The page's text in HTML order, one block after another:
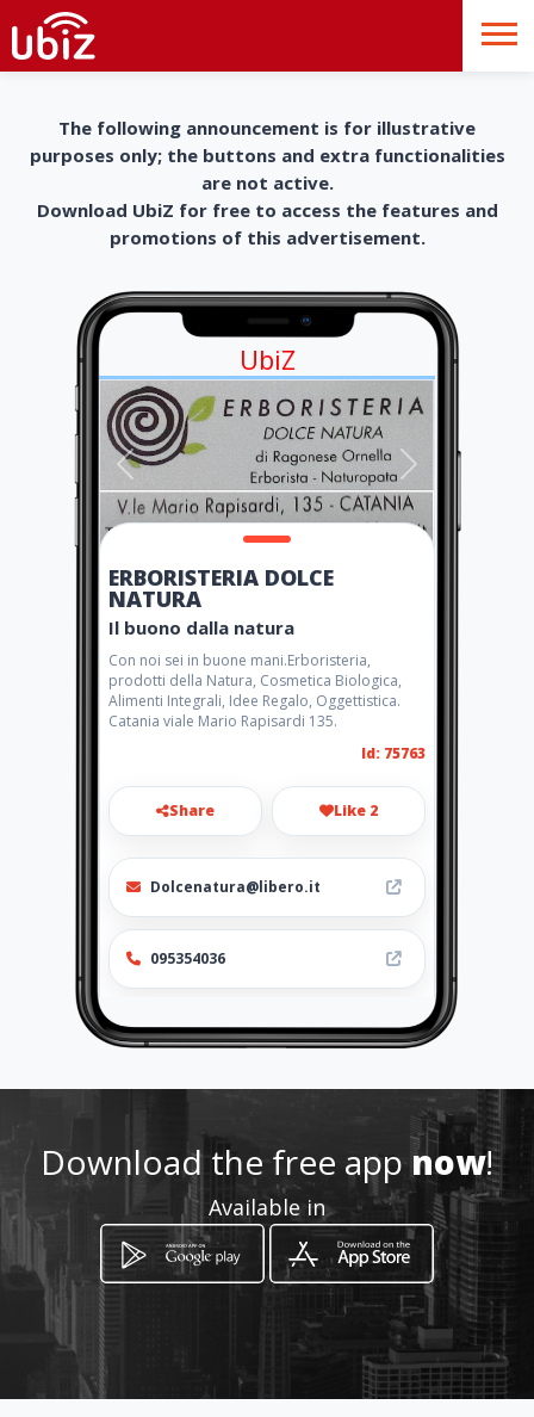
The following announcement is for illustrative
purposes only; the buttons and extra functionalities
are not active.
Download UbiZ for free to access the features and
promotions of this advertisement.
UbiZ
ERBORISTERIA DOLCE
NATURA
Il buono dalla natura
Con noi sei in buone mani.Erboristeria,
prodotti della Natura, Cosmetica Biologica,
Alimenti Integrali, Idee Regalo, Oggettistica.
Catania viale Mario Rapisardi 135.
Id: 75763
Share Like 2
Dolcenatura@libero.it
095354036
Location -
How to get
Via Mario Rapisardi 135
Download the free appnow!
Available in